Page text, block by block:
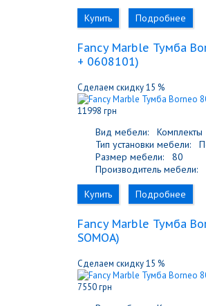
Купить
Подробнее
Fancy Marble Тумба
+ 0608101)
Сделаем скидку 15 %
11998 грн
Вид мебели:
Комплекты
Тип установки мебели:
Размер мебели:
80
Производитель мебели:
Купить
Подробнее
Fancy Marble Тумба
SOMOA)
Сделаем скидку 15 %
7550 грн